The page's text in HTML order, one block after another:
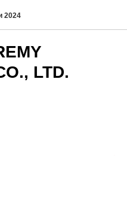
2024
LTD.